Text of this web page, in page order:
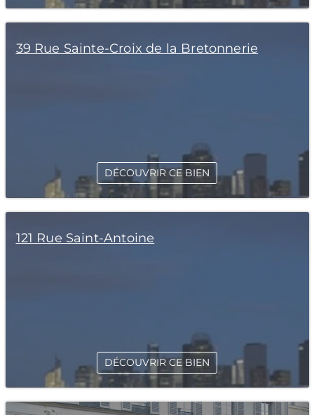
39 Rue Sainte-Croix de la Bretonnerie
DÉCOUVRIR CE BIEN
121 Rue Saint-Antoine
DÉCOUVRIR CE BIEN